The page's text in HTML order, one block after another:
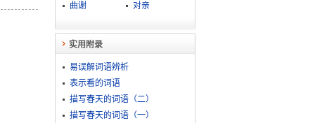
曲谢
对亲
实用附录
易误解词语辨析
表示看的词语
描写春天的词语（二）
描写春天的词语（一）